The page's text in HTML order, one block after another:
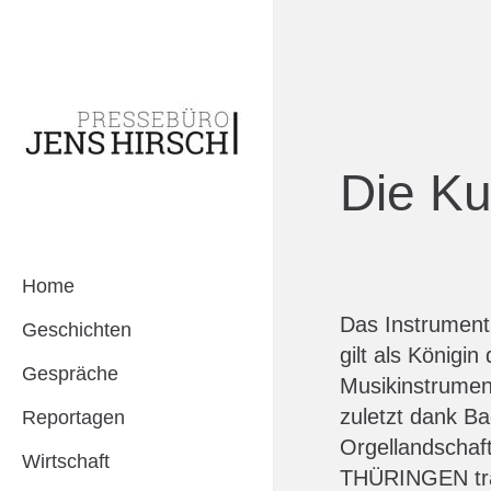
Home
Geschichten
Gespräche
Reportagen
Wirtschaft
Die
Das
gilt als Königin
zuletzt dank
THÜRINGEN